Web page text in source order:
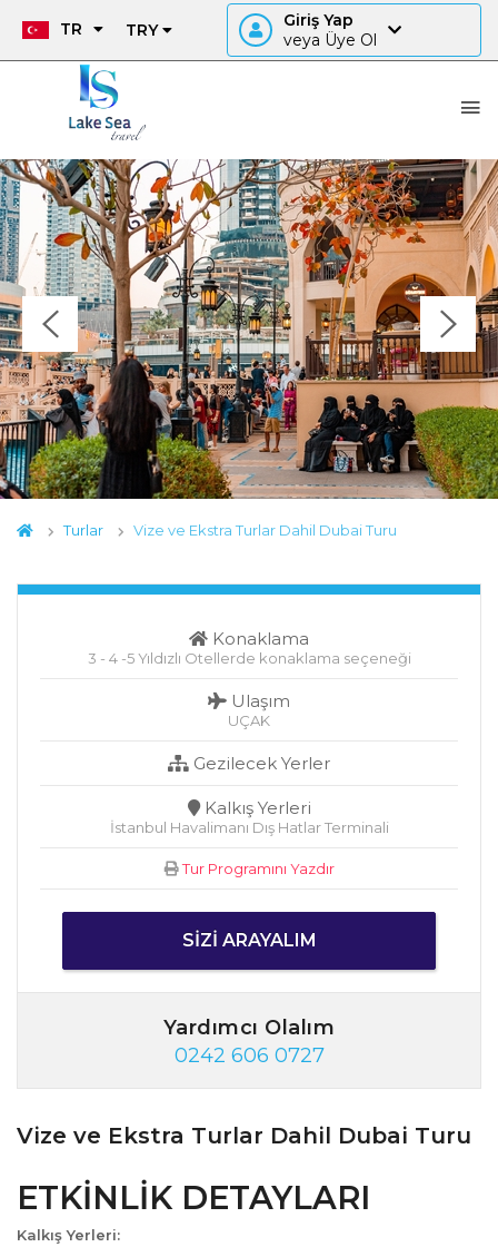
TR TRY
Giriş Yap
veya Üye Ol
Turlar Vize ve Ekstra Turlar Dahil Dubai Turu
Konaklama
3 - 4 -5 Yıldızlı Otellerde konaklama seçeneği
Ulaşım
UÇAK
Gezilecek Yerler
Kalkış Yerleri
İstanbul Havalimanı Dış Hatlar Terminali
Tur Programını Yazdır
SIZI ARAYALIM
Yardımcı Olalım
0242 606 0727
Vize ve Ekstra Turlar Dahil Dubai Turu
ETKİNLİK DETAYLARI
Kalkış Yerleri: